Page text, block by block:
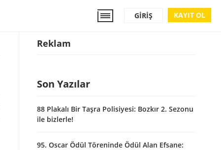
KAYIT OL
GIRIŞ
Reklam
Son Yazılar
88 Plakalı Bir Taşra Polisiyesi: Bozkır 2. Sezonu
ile bizlerle!
95. Oscar Ödül Töreninde Ödül Alan Efsane: